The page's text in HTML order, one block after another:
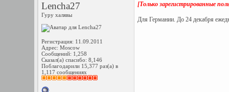
Lencha27
Гуру халявы
Регистрация: 11.09.2011
Адрес: Moscow
Сообщений: 1,258
Сказал(а) спасибо: 8,146
Поблагодарили 15,377 раз(а) в
1,117 сообщениях
[Только зарегистрированные
Для Германии. До 24 декабря